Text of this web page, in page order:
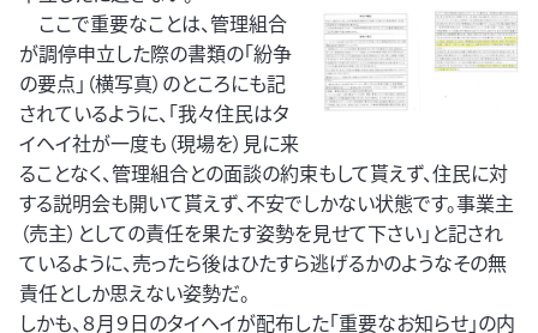
ここで重要なことは、管理組合
が調停申立した際の書類の「紛争
の要点」（横写真）のところにも記
されているように、「我々住民はタ
イヘイ社が一度も（現場を）見に来
ることなく、管理組合との面談の約束もして貰えず、住民に対
する説明会も開いて貰えず、不安でしかない状態です。事業主
（売主）としての責任を果たす姿勢を見せて下さい」と記され
ているように、売ったら後はひたすら逃げるかのようなその無
責任としか思えない姿勢だ。
しかも、８月９日のタイヘイが配布した「重要なお知らせ」の内